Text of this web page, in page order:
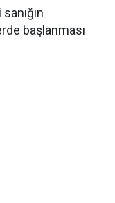
başlanması